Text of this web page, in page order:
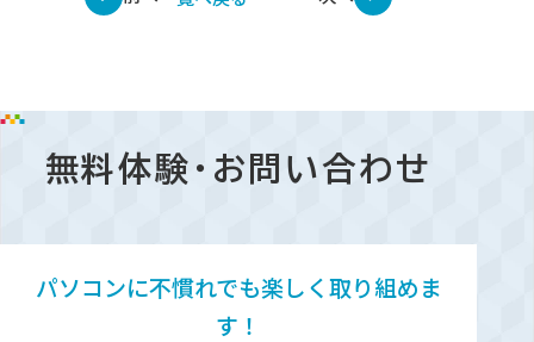
無料体験・お問い合わせ
パソコンに不慣れでも楽しく取り組めま
す！